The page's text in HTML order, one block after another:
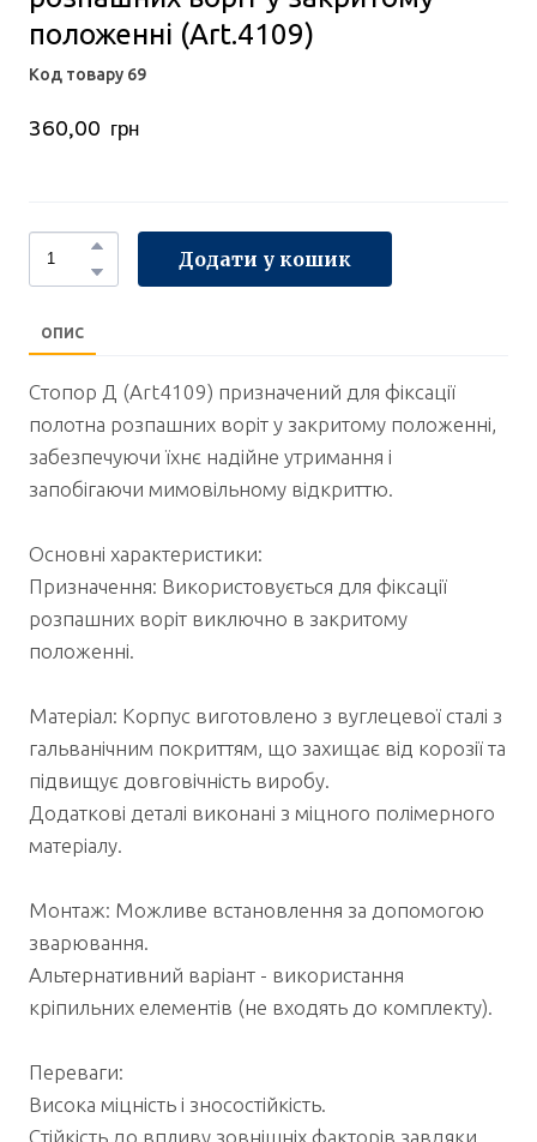
положенні (Art.4109)
Код товару 69
360,00  грн
Додати у кошик
ОПИС
Стопор Д (Art4109) призначений для фіксації
полотна розпашних воріт у закритому положенні,
забезпечуючи їхнє надійне утримання і
запобігаючи мимовільному відкриттю.
Основні характеристики:
Призначення: Використовується для фіксації
розпашних воріт виключно в закритому
положенні.
Матеріал: Корпус виготовлено з вуглецевої сталі з
гальванічним покриттям, що захищає від корозії та
підвищує довговічність виробу.
Додаткові деталі виконані з міцного полімерного
матеріалу.
Монтаж: Можливе встановлення за допомогою
зварювання.
Альтернативний варіант - використання
кріпильних елементів (не входять до комплекту).
Переваги:
Висока міцність і зносостійкість.
Стійкість до впливу зовнішніх факторів завдяки